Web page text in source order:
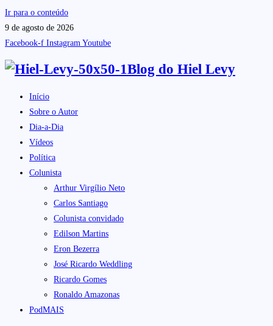
Ir para o conteúdo
9 de agosto de 2026
Facebook-f Instagram Youtube
Blog do Hiel Levy
Início
Sobre o Autor
Dia-a-Dia
Vídeos
Política
Colunista
Arthur Virgílio Neto
Carlos Santiago
Colunista convidado
Edilson Martins
Eron Bezerra
José Ricardo Weddling
Ricardo Gomes
Ronaldo Amazonas
PodMAIS